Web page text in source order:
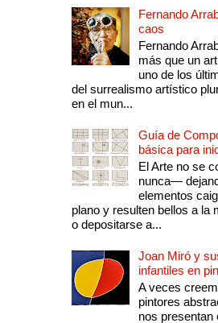
Fernando
caos
Fernando
más que un
uno de los
del surrealismo artístico
en el mun...
Guía de
básica para
El Arte no se
nunca—
elementos
plano y resulten bellos a la
o depositarse a...
Joan Miró y
infantiles en
A veces
pintores
nos presentan